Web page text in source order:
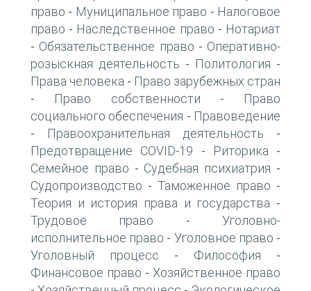
право - Муниципальное право - Налоговое
право - Наследственное право - Нотариат
- Обязательственное право - Оперативно-
розыскная деятельность - Политология -
Права человека - Право зарубежных стран
- Право собственности -
Право
социального обеспечения - Правоведение
- Правоохранительная деятельность -
Предотвращение COVID-19 - Риторика -
Семейное право - Судебная психиатрия -
Судопроизводство - Таможенное право -
Теория и история права и государства -
Трудовое право -Уголовно-
исполнительное право - Уголовное право -
Уголовный процесс - Философия -
Финансовое право - Хозяйственное право